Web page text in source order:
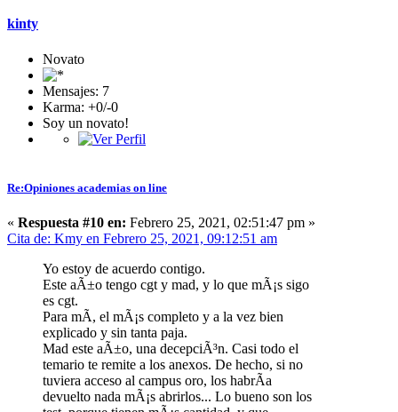
kinty
Novato
Mensajes: 7
Karma: +0/-0
Soy un novato!
Re:Opiniones academias on line
« Respuesta #10 en: Febrero 25, 2021, 02:51:47 pm »
Cita de: Kmy en Febrero 25, 2021, 09:12:51 am
Yo estoy de acuerdo contigo.
Este aÃ±o tengo cgt y mad, y lo que mÃ¡s sigo
es cgt.
Para mÃ­, el mÃ¡s completo y a la vez bien
explicado y sin tanta paja.
Mad este aÃ±o, una decepciÃ³n. Casi todo el
temario te remite a los anexos. De hecho, si no
tuviera acceso al campus oro, los habrÃ­a
devuelto nada mÃ¡s abrirlos... Lo bueno son los